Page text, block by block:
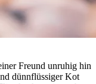
Freund unruhig hin
dünnflüssiger Kot